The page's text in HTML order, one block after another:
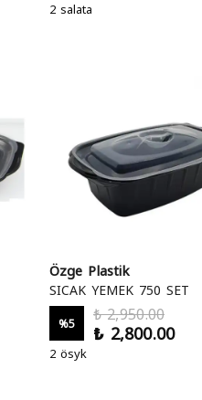
2 salata
Özge Plastik
SICAK YEMEK 750 SET
%5
₺ 2,950.00
₺ 2,800.00
2 ösyk